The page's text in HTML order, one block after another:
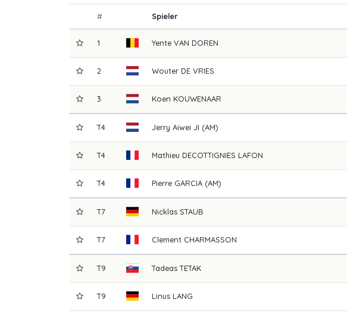
# Spieler
1 Yente VAN DOREN
2 WouterDE VRIES
3 Koen KOUWENAAR
T4 Jerry Aiwei JI (AM)
T4 Mathieu DECOTTIGNIES LAFON
T4 Pierre GARCIA (AM)
T7 Nicklas STAUB
T7 Clement CHARMASSON
T9 Tadeas TETAK
T9 Linus LANG